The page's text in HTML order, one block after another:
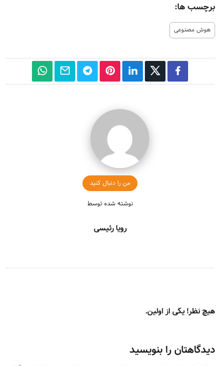
برچسب ها:
هوش مصنوعی
من را دنبال کنید
نوشته شده توسط
رویا رئیسی
هیچ نظر! یکی از اولین.
دیدگاهتان را بنویسید